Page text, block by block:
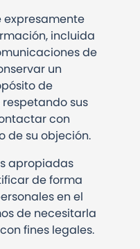
expresamente
incluida
de
un
de
sus
con
de su objeción.
apropiadas
de forma
en el
de necesitarla
fines legales.